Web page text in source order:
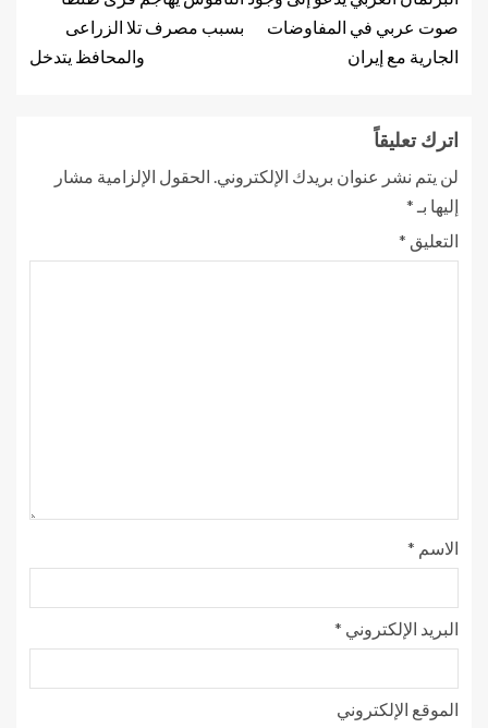
صوت عربي في المفاوضات
الجارية مع إيران
بسبب مصرف تلا الزراعى
والمحافظ يتدخل
اترك تعليقاً
لن يتم نشر عنوان بريدك الإلكتروني. الحقول الإلزامية مشار
إليها بـ *
التعليق *
الاسم *
البريد الإلكتروني *
الموقع الإلكتروني